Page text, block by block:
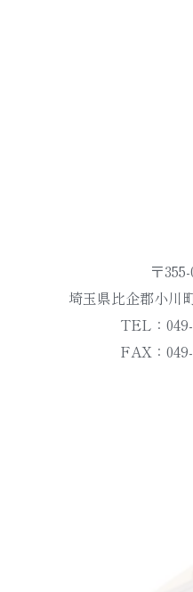
〒
埼玉県比企郡小川
TEL：
FAX：